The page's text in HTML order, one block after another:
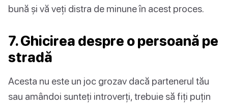
bună și vă veți distra de minune în acest proces.
7. Ghicirea despre o persoană pe
stradă
Acesta nu este un joc grozav dacă partenerul tău
sau amândoi sunteți introverți, trebuie să fiți puțin